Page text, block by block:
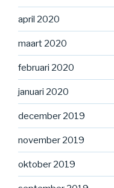
april 2020
maart 2020
februari 2020
januari 2020
december 2019
november 2019
oktober 2019